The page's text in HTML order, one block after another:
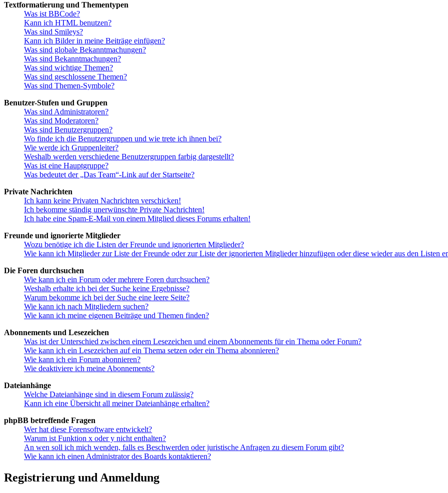
Textformatierung und Thementypen
Was ist BBCode?
Kann ich HTML benutzen?
Was sind Smileys?
Kann ich Bilder in meine Beiträge einfügen?
Was sind globale Bekanntmachungen?
Was sind Bekanntmachungen?
Was sind wichtige Themen?
Was sind geschlossene Themen?
Was sind Themen-Symbole?
Benutzer-Stufen und Gruppen
Was sind Administratoren?
Was sind Moderatoren?
Was sind Benutzergruppen?
Wo finde ich die Benutzergruppen und wie trete ich ihnen bei?
Wie werde ich Gruppenleiter?
Weshalb werden verschiedene Benutzergruppen farbig dargestellt?
Was ist eine Hauptgruppe?
Was bedeutet der „Das Team“-Link auf der Startseite?
Private Nachrichten
Ich kann keine Privaten Nachrichten verschicken!
Ich bekomme ständig unerwünschte Private Nachrichten!
Ich habe eine Spam-E-Mail von einem Mitglied dieses Forums erhalten!
Freunde und ignorierte Mitglieder
Wozu benötige ich die Listen der Freunde und ignorierten Mitglieder?
Wie kann ich Mitglieder zur Liste der Freunde oder zur Liste der ignorierten Mitglieder hinzufügen oder diese wieder aus den Listen
Die Foren durchsuchen
Wie kann ich ein Forum oder mehrere Foren durchsuchen?
Weshalb erhalte ich bei der Suche keine Ergebnisse?
Warum bekomme ich bei der Suche eine leere Seite?
Wie kann ich nach Mitgliedern suchen?
Wie kann ich meine eigenen Beiträge und Themen finden?
Abonnements und Lesezeichen
Was ist der Unterschied zwischen einem Lesezeichen und einem Abonnements für ein Thema oder Forum?
Wie kann ich ein Lesezeichen auf ein Thema setzen oder ein Thema abonnieren?
Wie kann ich ein Forum abonnieren?
Wie deaktiviere ich meine Abonnements?
Dateianhänge
Welche Dateianhänge sind in diesem Forum zulässig?
Kann ich eine Übersicht all meiner Dateianhänge erhalten?
phpBB betreffende Fragen
Wer hat diese Forensoftware entwickelt?
Warum ist Funktion x oder y nicht enthalten?
An wen soll ich mich wenden, falls es Beschwerden oder juristische Anfragen zu diesem Forum gibt?
Wie kann ich einen Administrator des Boards kontaktieren?
Registrierung und Anmeldung